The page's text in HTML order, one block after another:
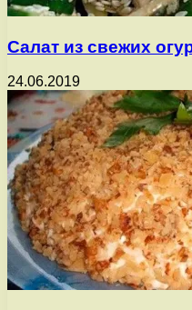
Салат из свежих
24.06.2019